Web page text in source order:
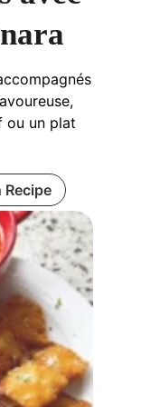
ou un plat
Recipe